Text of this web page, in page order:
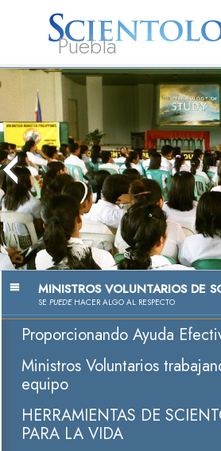
Puebla
L. Ronald
Hubbard
¿Qué es
Scientology?
Ministros
Voluntarios
MINISTROS VOLUNTARIOS DE
SE PUEDEHACER ALGO AL RESPECTO
Proporcionando Ayuda
Ministros Voluntarios
equipo
HERRAMIENTAS DE
PARA LA VIDA